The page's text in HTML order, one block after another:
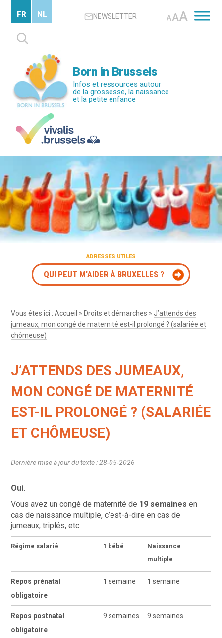
contenu
principal
NEWSLETTER AAA
Rechercher :
FR NL
Born in Brussels
Infos et ressources autour
de la grossesse, la naissance
et la petite enfance
ADRESSES UTILES
QUI PEUT M'AIDER À BRUXELLES ?
Vous êtes ici :Accueil » Droits et démarches » J’attends des
jumeaux, mon congé de maternité est-il prolongé ? (salariée et
chômeuse)
J’ATTENDS DES JUMEAUX,
MON CONGÉ DE MATERNITÉ
EST-IL PROLONGÉ ? (SALARIÉE
ET CHÔMEUSE)
Dernière mise à jour du texte : 28-05-2026
Oui.
Vous avez un congé de maternité de 19 semaines en
cas de naissance multiple, c’est-à-dire en cas de
jumeaux, triplés, etc.
Régime salarié 1 bébé
Naissance
multiple
Repos prénatal
obligatoire
1 semaine 1 semaine
Repos postnatal
obligatoire
9 semaines 9 semaines